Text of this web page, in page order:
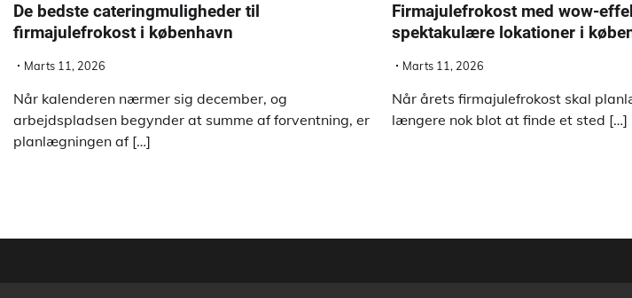
De bedste cateringmuligheder til
firmajulefrokost i københavn
Marts 11, 2026
Når kalenderen nærmer sig december, og
arbejdspladsen begynder at summe af forventning, er
planlægningen af […]
Firmajulefrokost med wow-
spektakulære lokationer i
Marts 11, 2026
Når årets firmajulefrokost skal
længere nok blot at finde et sted […]